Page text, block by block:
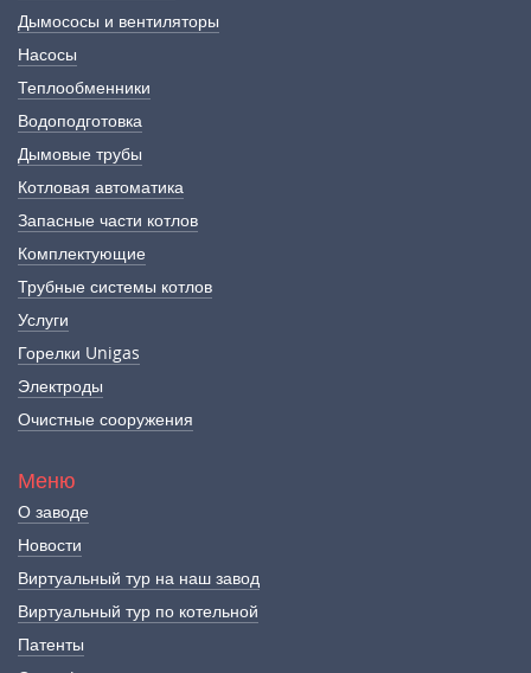
Дымососы и вентиляторы
Насосы
Теплообменники
Водоподготовка
Дымовые трубы
Котловая автоматика
Запасные части котлов
Комплектующие
Трубные системы котлов
Услуги
Горелки Unigas
Электроды
Очистные сооружения
Меню
О заводе
Новости
Виртуальный тур на наш завод
Виртуальный тур по котельной
Патенты